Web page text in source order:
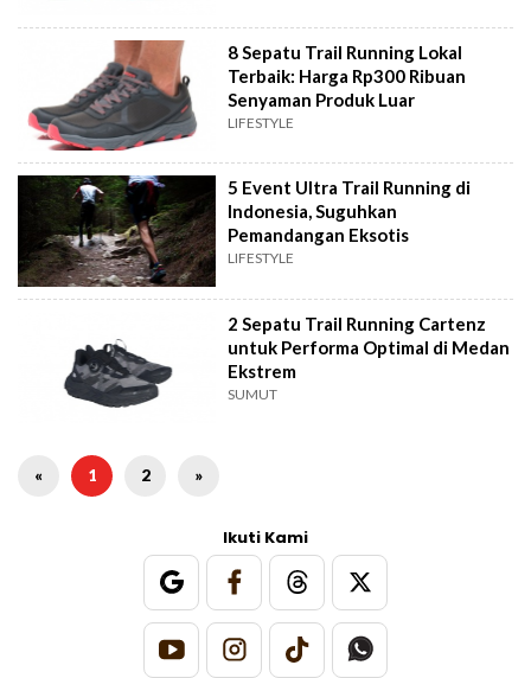
8 Sepatu Trail Running Lokal
Terbaik: Harga Rp300 Ribuan
Senyaman Produk Luar
LIFESTYLE
5 Event Ultra Trail Running di
Indonesia, Suguhkan
Pemandangan Eksotis
LIFESTYLE
2 Sepatu Trail Running Cartenz
untuk Performa Optimal di Medan
Ekstrem
SUMUT
« 1 2 »
Ikuti Kami